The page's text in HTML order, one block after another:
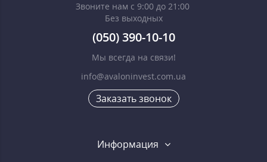
Звоните нам с 9:00 до 21:00
Без выходных
(050) 390-10-10
Мы всегда на связи!
info@avaloninvest.com.ua
Заказать звонок
Информация